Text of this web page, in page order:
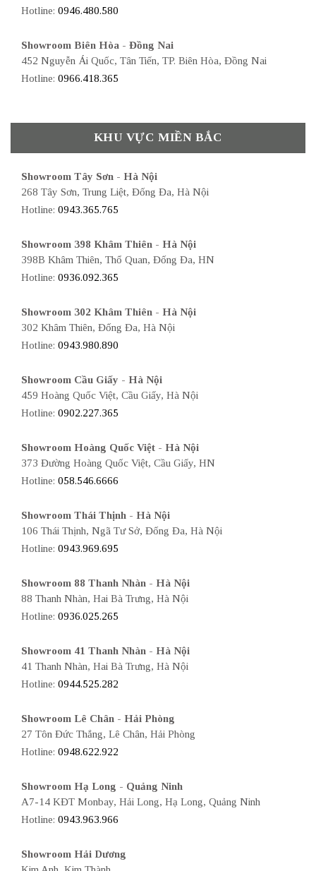
Hotline: 0946.480.580
Showroom Biên Hòa - Đồng Nai
452 Nguyễn Ái Quốc, Tân Tiến, TP. Biên Hòa, Đồng Nai
Hotline: 0966.418.365
KHU VỰC MIỀN BẮC
Showroom Tây Sơn - Hà Nội
268 Tây Sơn, Trung Liệt, Đống Đa, Hà Nội
Hotline: 0943.365.765
Showroom 398 Khâm Thiên - Hà Nội
398B Khâm Thiên, Thổ Quan, Đống Đa, HN
Hotline: 0936.092.365
Showroom 302 Khâm Thiên - Hà Nội
302 Khâm Thiên, Đống Đa, Hà Nội
Hotline: 0943.980.890
Showroom Cầu Giấy - Hà Nội
459 Hoàng Quốc Việt, Cầu Giấy, Hà Nội
Hotline: 0902.227.365
Showroom Hoàng Quốc Việt - Hà Nội
373 Đường Hoàng Quốc Việt, Cầu Giấy, HN
Hotline: 058.546.6666
Showroom Thái Thịnh - Hà Nội
106 Thái Thịnh, Ngã Tư Sở, Đống Đa, Hà Nội
Hotline: 0943.969.695
Showroom 88 Thanh Nhàn - Hà Nội
88 Thanh Nhàn, Hai Bà Trưng, Hà Nội
Hotline: 0936.025.265
Showroom 41 Thanh Nhàn - Hà Nội
41 Thanh Nhàn, Hai Bà Trưng, Hà Nội
Hotline: 0944.525.282
Showroom Lê Chân - Hải Phòng
27 Tôn Đức Thắng, Lê Chân, Hải Phòng
Hotline: 0948.622.922
Showroom Hạ Long - Quảng Ninh
A7-14 KĐT Monbay, Hải Long, Hạ Long, Quảng Ninh
Hotline: 0943.963.966
Showroom Hải Dương